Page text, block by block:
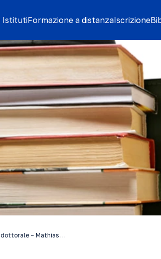
IstitutiFormazione a distanzaIscrizione
– Mathias …